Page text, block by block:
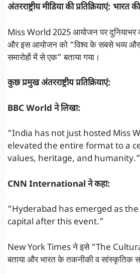
अंतरराष्ट्रीय मीडिया की प्रतिक्रियाएं: भारत
Miss World 2025 आयोजन पर दुनियाभर
और इस आयोजन को “विश्व के सबसे भव्य
समारोहों में से एक” बताया गया।
कुछ प्रमुख अंतरराष्ट्रीय प्रतिक्रियाएं:
BBC World ने लिखा:
“India has not just hosted Miss
elevated the entire format to a
values, heritage, and humanity.”
CNN International ने कहा:
“Hyderabad has emerged as
capital after this event.”
New York Times ने इसे “The
बताया और भारत के तकनीकी व सांस्कृतिक